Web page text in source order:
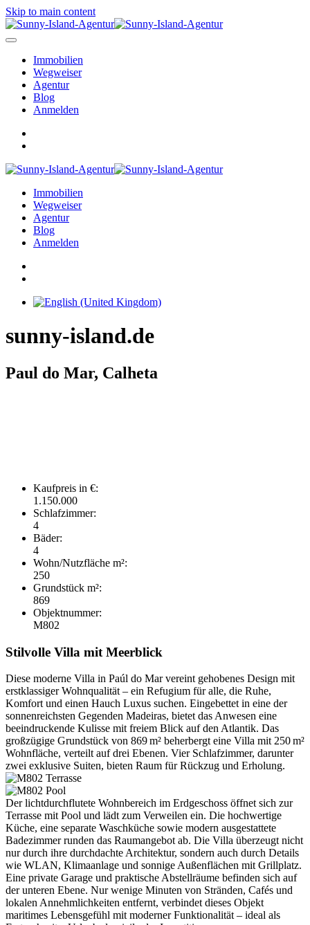
Skip to main content
Immobilien
Wegweiser
Agentur
Blog
Anmelden
Immobilien
Wegweiser
Agentur
Blog
Anmelden
sunny-island.de
Paul do Mar, Calheta
Kaufpreis in €:
1.150.000
Schlafzimmer:
4
Bäder:
4
Wohn/Nutzfläche m²:
250
Grundstück m²:
869
Objektnummer:
M802
Stilvolle Villa mit Meerblick
Diese moderne Villa in Paúl do Mar vereint gehobenes Design mit
erstklassiger Wohnqualität – ein Refugium für alle, die Ruhe,
Komfort und einen Hauch Luxus suchen. Eingebettet in eine der
sonnenreichsten Gegenden Madeiras, bietet das Anwesen eine
beeindruckende Kulisse mit freiem Blick auf den Atlantik. Das
großzügige Grundstück von 869 m² beherbergt eine Villa mit 250 m²
Wohnfläche, verteilt auf drei Ebenen. Vier Schlafzimmer, darunter
zwei exklusive Suiten, bieten Raum für Rückzug und Erholung.
Der lichtdurchflutete Wohnbereich im Erdgeschoss öffnet sich zur
Terrasse mit Pool und lädt zum Verweilen ein. Die hochwertige
Küche, eine separate Waschküche sowie modern ausgestattete
Badezimmer runden das Raumangebot ab. Die Villa überzeugt nicht
nur durch ihre durchdachte Architektur, sondern auch durch Details
wie WLAN, Klimaanlage und sonnige Außenflächen mit Grillplatz.
Eine private Garage und praktische Abstellräume befinden sich auf
der unteren Ebene. Nur wenige Minuten von Stränden, Cafés und
lokalen Annehmlichkeiten entfernt, verbindet dieses Objekt
maritimes Lebensgefühl mit moderner Funktionalität – ideal als